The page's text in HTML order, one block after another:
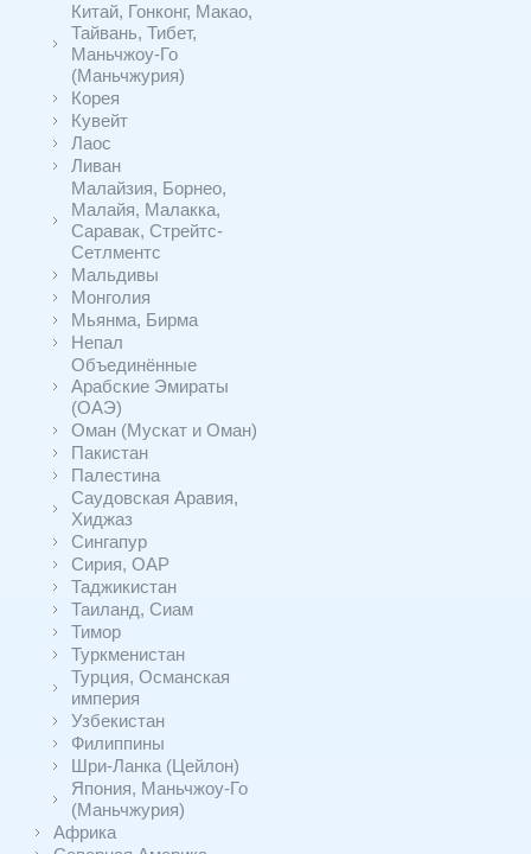
Китай, Гонконг, Макао,
Тайвань, Тибет,
Маньчжоу-Го
(Маньчжурия)
Корея
Кувейт
Лаос
Ливан
Малайзия, Борнео,
Малайя, Малакка,
Саравак, Стрейтс-
Сетлментс
Мальдивы
Монголия
Мьянма, Бирма
Непал
Объединённые
Арабские Эмираты
(ОАЭ)
Оман (Мускат и Оман)
Пакистан
Палестина
Саудовская Аравия,
Хиджаз
Сингапур
Сирия, ОАР
Таджикистан
Таиланд, Сиам
Тимор
Туркменистан
Турция, Османская
империя
Узбекистан
Филиппины
Шри-Ланка (Цейлон)
Япония, Маньчжоу-Го
(Маньчжурия)
Африка